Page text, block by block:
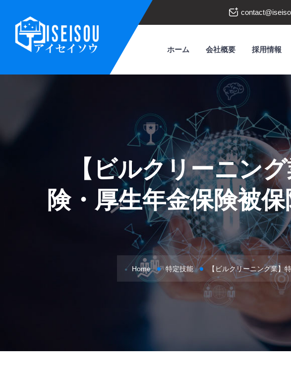
ホーム 会社概要 採用情報
【ビルクリーニン
険・厚生年金保険被
Home 特定技能 【ビルクリーニング業】